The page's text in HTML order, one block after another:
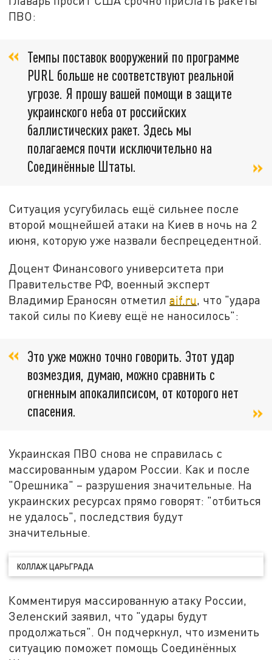
ПВО:
Темпы поставок вооружений по программе
PURL больше не соответствуют реальной
угрозе. Я прошу вашей помощи в защите
украинского неба от российских
баллистических ракет. Здесь мы
полагаемся почти исключительно на
Соединённые Штаты.
Ситуация усугубилась ещё сильнее после
второй мощнейшей атаки на Киев в ночь на 2
июня, которую уже назвали беспрецедентной.
Доцент Финансового университета при
Правительстве РФ, военный эксперт
Владимир Ераносян отметилaif.ru, что "удара
такой силы по Киеву ещё не наносилось":
Это уже можно точно говорить. Этот удар
возмездия, думаю, можно сравнить с
огненным апокалипсисом, от которого нет
спасения.
Украинская ПВО снова не справилась с
массированным ударом России. Как и после
"Орешника" – разрушения значительные. На
украинских ресурсах прямо говорят: "отбиться
не удалось", последствия будут
значительные.
КОЛЛАЖ ЦАРЬГРАДА
Комментируя массированную атаку России,
Зеленский заявил, что "удары будут
продолжаться". Он подчеркнул, что изменить
ситуацию поможет помощь Соединённых